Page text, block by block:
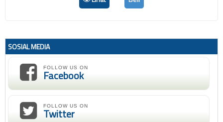
SOSIAL MEDIA
FOLLOW US ON
Facebook
FOLLOW US ON
Twitter